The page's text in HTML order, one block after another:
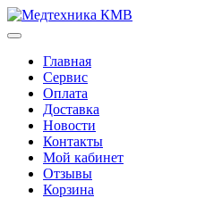
Главная
Сервис
Оплата
Доставка
Новости
Контакты
Мой кабинет
Отзывы
Корзина